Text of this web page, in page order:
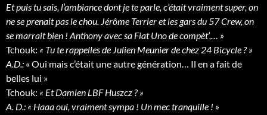
Et puis tu sais, l’ambiance dont je te parle, c’était vraiment super, on
ne se prenait pas le chou. Jérôme Terrier et les gars du 57 Crew, on
se marrait bien ! Anthony avec sa Fiat Uno de compèt’,… »
Tchouk: « Tu te rappelles de Julien Meunier de chez 24 Bicycle ? »
A.D.: « Oui mais c’était une autre génération… Il en a fait de
belles lui »
Tchouk: « Et Damien LBF Huszcz ? »
A. D.: « Haaa oui, vraiment sympa ! Un mec tranquille ! »